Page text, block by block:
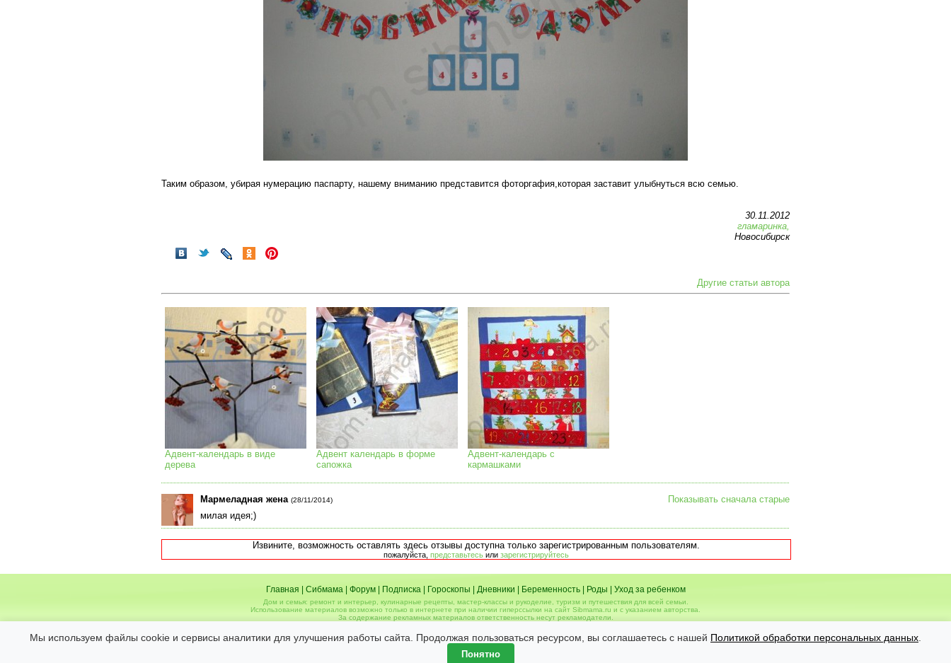
Таким образом, убирая нумерацию паспарту, нашему вниманию представится фоторгафия,которая заставит улыбнуться всю семью.
30.11.2012
гламаринка,
Новосибирск
Другие статьи автора
Адвент-календарь в виде
дерева
Адвент календарь в форме
сапожка
Адвент-календарь с
кармашками
Показывать сначала старые
Мармеладная жена (28/11/2014)
милая идея;)
Извините, возможность оставлять здесь отзывы доступна только зарегистрированным пользователям.
пожалуйста, представьтесь или зарегистрируйтесь
Главная Сибмама| Форум| Подписка| Гороскопы Дневники Беременность| Роды Уход за ребенком
Дом и семья: ремонт и интерьер, кулинарные рецепты, мастер-классы и рукоделие, туризм и путешествия для всей семьи.
Использование материалов возможно только в интернете при наличии гиперссылки на сайт Sibmama.ru и с указанием авторства.
За содержание рекламных материалов ответственность несут рекламодатели.
Политика конфиденциальности
Мы используем файлы cookie и сервисы аналитики для улучшения работы сайта. Продолжая пользоваться ресурсом, вы соглашаетесь с нашей Политикой обработки персональных данных
Понятно